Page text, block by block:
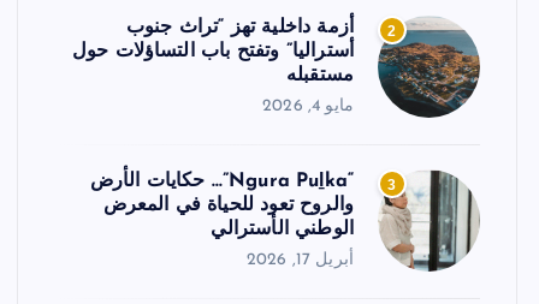
2
أزمة داخلية تهز “تراث جنوب
أستراليا” وتفتح باب التساؤلات حول
مستقبله
مايو 4, 2026
3
“Ngura Puḻka”… حكايات الأرض
والروح تعود للحياة في المعرض
الوطني الأسترالي
أبريل 17, 2026